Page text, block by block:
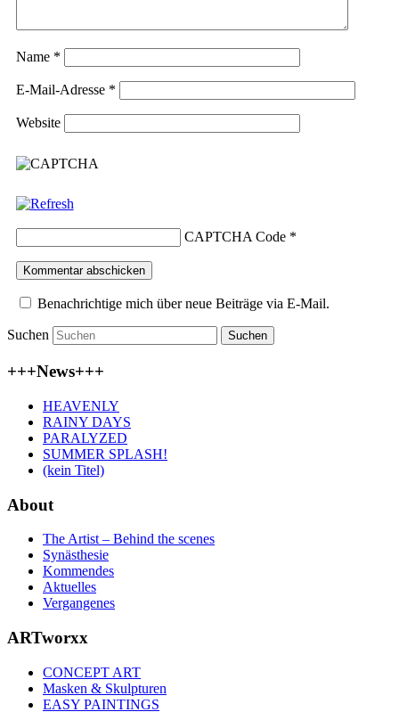
Name *
E-Mail-Adresse *
Website
CAPTCHA Code*
Benachrichtige mich über neue Beiträge via E-Mail.
Suchen
+++News+++
HEAVENLY
RAINY DAYS
PARALYZED
SUMMER SPLASH!
(kein Titel)
About
The Artist – Behind the scenes
Synästhesie
Kommendes
Aktuelles
Vergangenes
ARTworxx
CONCEPT ART
Masken & Skulpturen
EASY PAINTINGS